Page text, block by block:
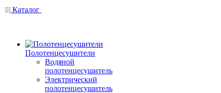
Каталог
Полотенцесушители
Водяной
полотенцесушитель
Электрический
полотенцесушитель